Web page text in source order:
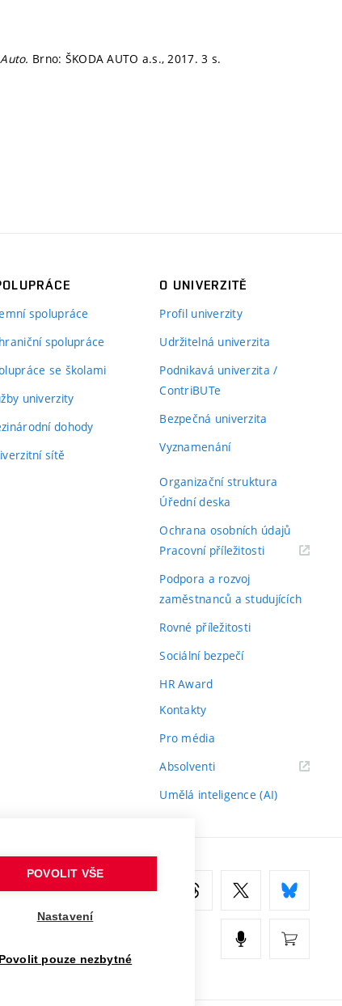
Brno: ŠKODA AUTO a.s., 2017. 3 s.
spolupráce
spolupráce
se školami
univerzity
dohody
sítě
O UNIVERZITĚ
Profil univerzity
Udržitelná univerzita
Podnikavá univerzita /
ContriBUTe
Bezpečná univerzita
Vyznamenání
Organizační struktura
Úřední deska
Ochrana osobních údajů
Pracovní příležitosti(externí
Podpora a rozvoj
zaměstnanců a studujících
Rovné příležitosti
Sociální bezpečí
HR Award
Kontakty
Pro média
Absolventi(externí
Umělá inteligence (AI)
POVOLIT VŠE
Nastavení
Povolit pouze nezbytné